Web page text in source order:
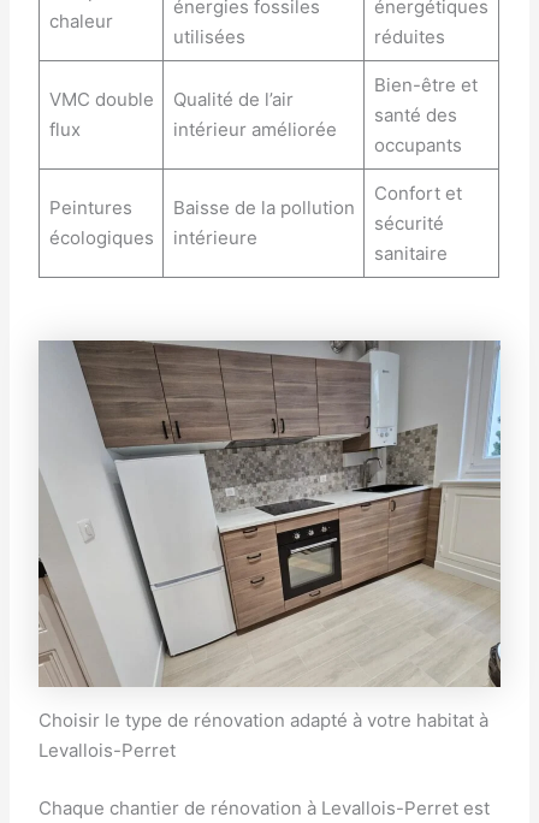
chaleur
énergies fossiles
utilisées
énergétiques
réduites
VMC double
flux
Qualité de l’air
intérieur améliorée
Bien-être et
santé des
occupants
Peintures
écologiques
Baisse de la pollution
intérieure
Confort et
sécurité
sanitaire
Choisir le type de rénovation adapté à votre habitat à
Levallois-Perret
Chaque chantier de rénovation à Levallois-Perret est